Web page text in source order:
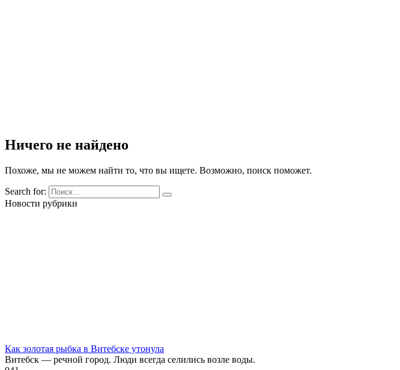
Ничего не найдено
Похоже, мы не можем найти то, что вы ищете. Возможно, поиск поможет.
Search for:
Новости рубрики
Как золотая рыбка в Витебске утонула
Витебск — речной город. Люди всегда селились возле воды.